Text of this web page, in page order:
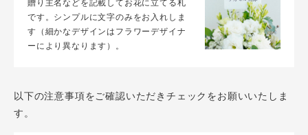
贈り主名などを記載してお花に立てる札
です。シンプルに文字のみをお入れしま
す（細かなデザインはフラワーデザイナ
ーにより異なります）。
以下の注意事項をご確認いただきチェックをお願いいたしま
す。